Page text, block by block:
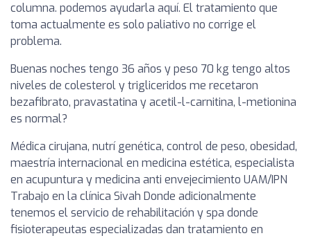
columna. podemos ayudarla aquí. El tratamiento que
toma actualmente es solo paliativo no corrige el
problema.
Buenas noches tengo 36 años y peso 70 kg tengo altos
niveles de colesterol y trigliceridos me recetaron
bezafibrato, pravastatina y acetil-l-carnitina, l-metionina
es normal?
Médica cirujana, nutrí genética, control de peso, obesidad,
maestría internacional en medicina estética, especialista
en acupuntura y medicina anti envejecimiento UAM/IPN
Trabajo en la clínica Sivah Donde adicionalmente
tenemos el servicio de rehabilitación y spa donde
fisioterapeutas especializadas dan tratamiento en